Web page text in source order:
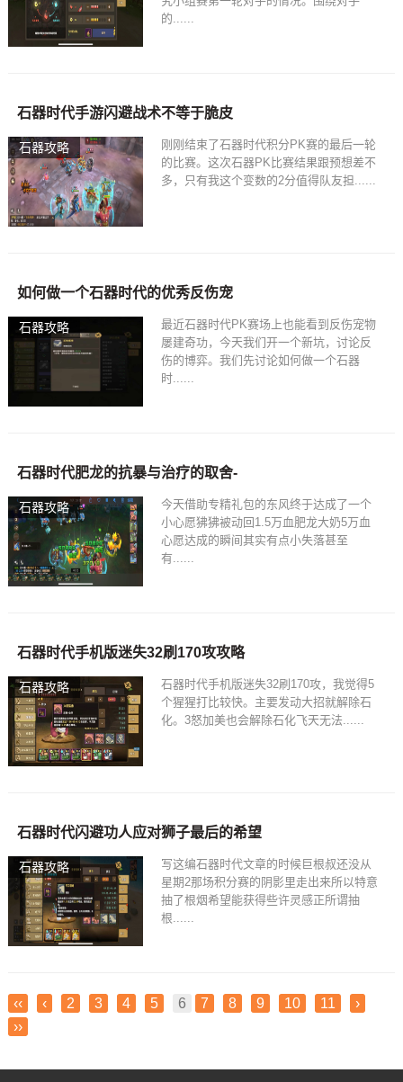
的......
石器攻略
石器时代手游闪避战术不等于脆皮
刚刚结束了石器时代积分PK赛的最后一轮
的比赛。这次石器PK比赛结果跟预想差不
多，只有我这个变数的2分值得队友担......
石器攻略
如何做一个石器时代的优秀反伤宠
最近石器时代PK赛场上也能看到反伤宠物
屡建奇功，今天我们开一个新坑，讨论反
伤的博弈。我们先讨论如何做一个石器
时......
石器攻略
石器时代肥龙的抗暴与治疗的取舍-
今天借助专精礼包的东风终于达成了一个
小心愿狒狒被动回1.5万血肥龙大奶5万血
心愿达成的瞬间其实有点小失落甚至
有......
石器攻略
石器时代手机版迷失32刷170攻攻略
石器时代手机版迷失32刷170攻，我觉得5
个猩猩打比较快。主要发动大招就解除石
化。3怒加美也会解除石化飞天无法......
石器攻略
石器时代闪避功人应对狮子最后的希望
写这编石器时代文章的时候巨根叔还没从
星期2那场积分赛的阴影里走出来所以特意
抽了根烟希望能获得些许灵感正所谓抽
根......
‹‹ ‹ 2 3 4 5 6 7 8 9 10 11
›
››